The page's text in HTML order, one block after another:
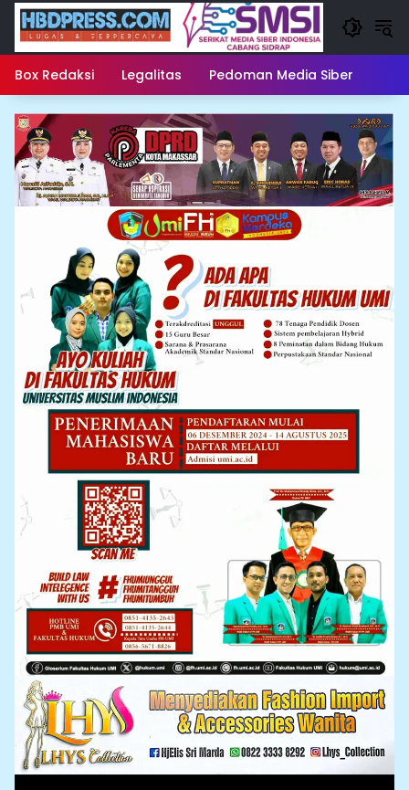
Langsung
konten
Box Redaksi Legalitas Pedoman Media Siber